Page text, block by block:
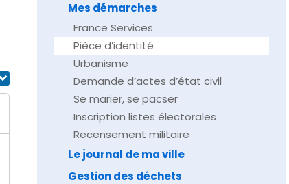
Mes démarches
France Services
Pièce d’identité
Urbanisme
Demande d’actes d’état civil
Se marier, se pacser
Inscription listes électorales
Recensement militaire
Le journal de ma ville
Gestion des déchets